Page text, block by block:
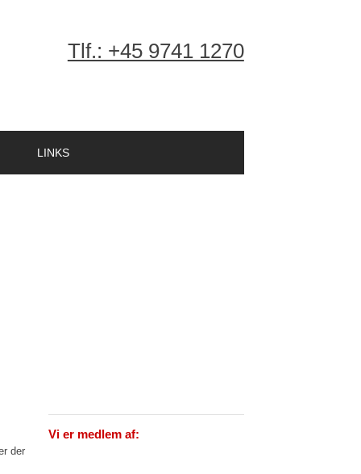
Tlf.: +45 9741 1270​
LINKS
der
Vi er medlem af: